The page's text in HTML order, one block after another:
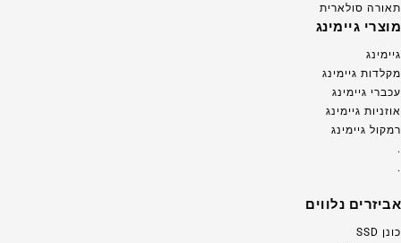
תאורה סולארית
מוצרי גיימינג
גיימינג
מקלדות גיימינג
עכברי גיימינג
אוזניות גיימינג
רמקול גיימינג
.
.
אביזרים נלווים
כונן SSD